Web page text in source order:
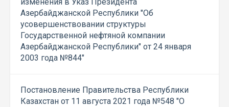
Азербайджанской Республики "Об
усовершенствовании структуры
Государственной нефтяной компании
Азербайджанской Республики" от 24 января
2003 года №844"
Постановление Правительства Республики
Казахстан от 11 августа 2021 года №548 "О